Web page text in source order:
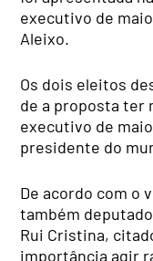
executivo de
Aleixo.
Os dois eleitos
de a proposta ter
executivo de
presidente do
De acordo com o
também
Rui Cristina,
importância agir